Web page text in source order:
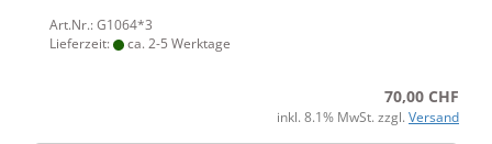
Art.Nr.: G1064*3
Lieferzeit:
ca. 2-5 Werktage
70,00 CHF
inkl. 8.1% MwSt. zzgl. Versand